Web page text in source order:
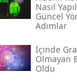
Nasıl
Güncel
Adımlar
İçinde
Olmayan
Oldu